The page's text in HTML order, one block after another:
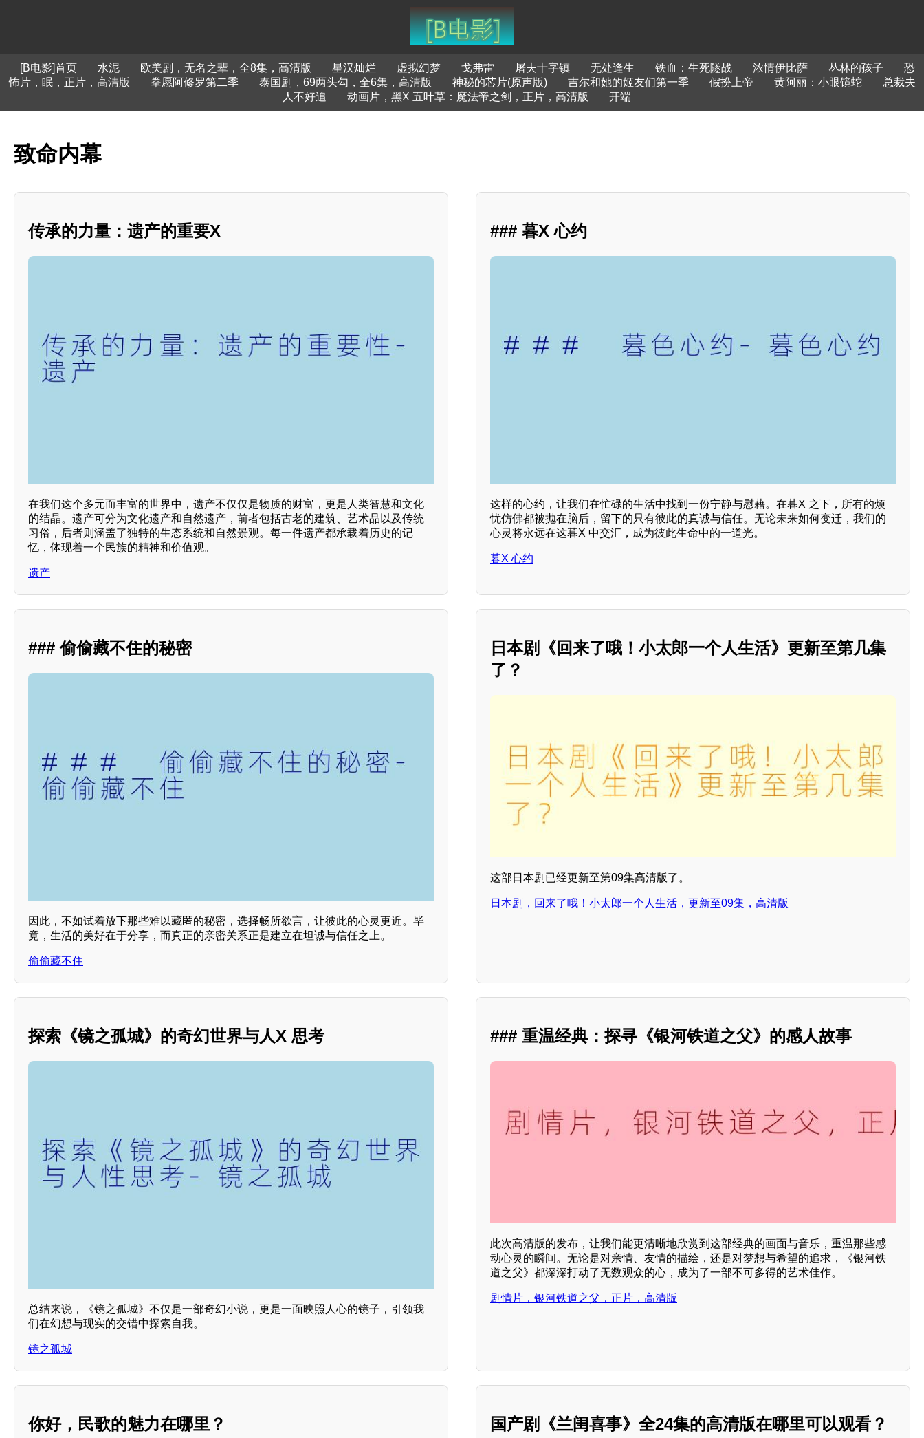
[B电影]首页 水泥 欧美剧，无名之辈，全8集，高清版 星汉灿烂 虚拟幻梦 戈弗雷 屠夫十字镇 无处逢生 铁血：生死隧战 浓情伊比萨 丛林的孩子
恐
怖片，眠，正片，高清版
拳愿阿修罗第二季 泰国剧，69两头勾，全6集，高清版 神秘的芯片(原声版) 吉尔和她的姬友们第一季 假扮上帝 黄阿丽：小眼镜蛇
总裁夫
人不好追
动画片，黑X 五叶草：魔法帝之剑，正片，高清版 开端
致命内幕
传承的力量：遗产的重要X
在我们这个多元而丰富的世界中，遗产不仅仅是物质的财富，更是人类智慧和文化
的结晶。遗产可分为文化遗产和自然遗产，前者包括古老的建筑、艺术品以及传统
习俗，后者则涵盖了独特的生态系统和自然景观。每一件遗产都承载着历史的记
忆，体现着一个民族的精神和价值观。
遗产
### 暮X 心约
这样的心约，让我们在忙碌的生活中找到一份宁静与慰藉。在暮X 之下，所有的烦
忧仿佛都被抛在脑后，留下的只有彼此的真诚与信任。无论未来如何变迁，我们的
心灵将永远在这暮X 中交汇，成为彼此生命中的一道光。
暮X 心约
### 偷偷藏不住的秘密
因此，不如试着放下那些难以藏匿的秘密，选择畅所欲言，让彼此的心灵更近。毕
竟，生活的美好在于分享，而真正的亲密关系正是建立在坦诚与信任之上。
偷偷藏不住
日本剧《回来了哦！小太郎一个人生活》更新至第几集
了？
这部日本剧已经更新至第09集高清版了。
日本剧，回来了哦！小太郎一个人生活，更新至09集，高清版
探索《镜之孤城》的奇幻世界与人X 思考
总结来说，《镜之孤城》不仅是一部奇幻小说，更是一面映照人心的镜子，引领我
们在幻想与现实的交错中探索自我。
镜之孤城
### 重温经典：探寻《银河铁道之父》的感人故事
此次高清版的发布，让我们能更清晰地欣赏到这部经典的画面与音乐，重温那些感
动心灵的瞬间。无论是对亲情、友情的描绘，还是对梦想与希望的追求，《银河铁
道之父》都深深打动了无数观众的心，成为了一部不可多得的艺术佳作。
剧情片，银河铁道之父，正片，高清版
你好，民歌的魅力在哪里？ 国产剧《兰闺喜事》全24集的高清版在哪里可以观看？